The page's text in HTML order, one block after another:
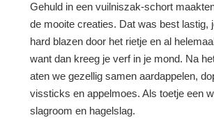
Gehuld in een vuilniszak-schort
de mooite creaties. Dat was best lastig,
hard blazen door het rietje en al
want dan kreeg je verf in je mond. Na
aten we gezellig samen aardappelen,
vissticks en appelmoes. Als toetje een
slagroom en hagelslag.